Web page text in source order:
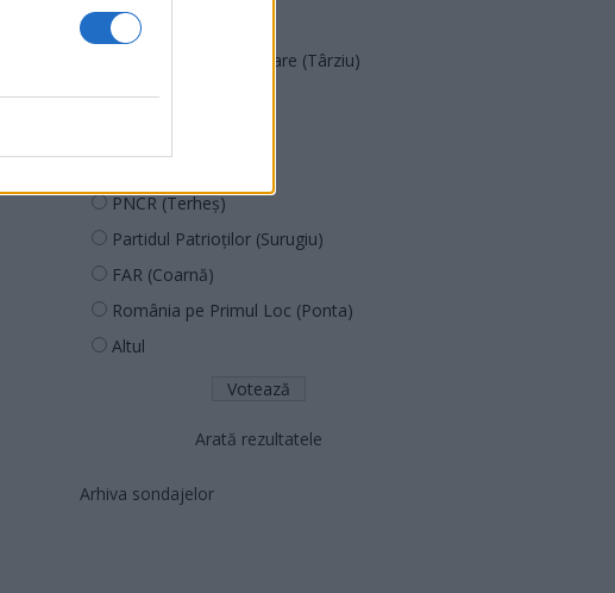
PACE (Peia)
Acțiunea Conservatoare (Târziu)
PDF (Lazarus)
PNCR (Terheș)
Partidul Patrioților (Surugiu)
FAR (Coarnă)
România pe Primul Loc (Ponta)
Altul
Arată rezultatele
Arhiva sondajelor